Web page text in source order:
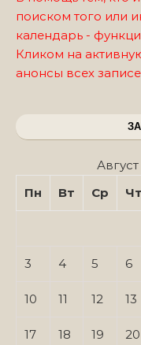
поиском того или
календарь -
Кликом на
анонсы всех
Пн
Вт Ср Чт
3 4 5 6
10 11 12 13
17 18 19 20